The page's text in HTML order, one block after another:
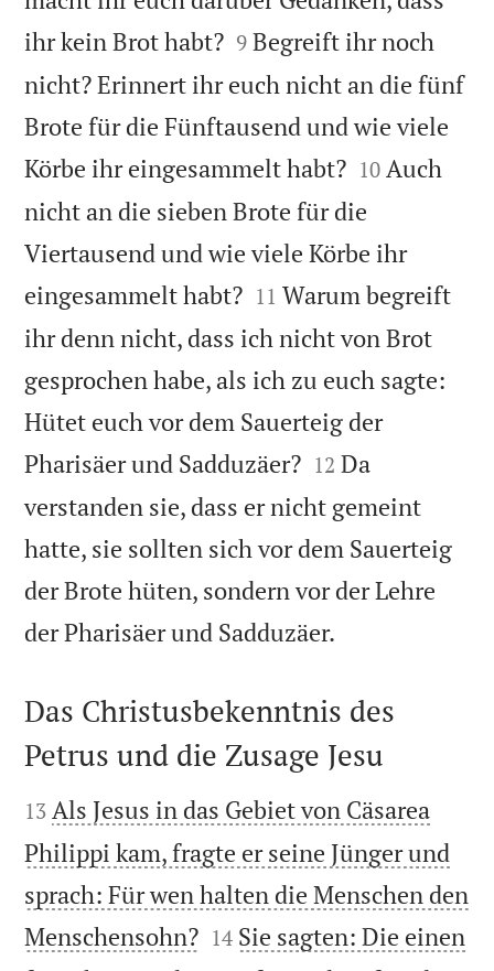
ihr kein Brot habt?
9 Begreift ihr noch
nicht? Erinnert ihr euch nicht an die fünf
Brote für die Fünftausend und wie viele
Körbe ihr eingesammelt habt?
10 Auch
nicht an die sieben Brote für die
Viertausend und wie viele Körbe ihr
eingesammelt habt?
11 Warum begreift
ihr denn nicht, dass ich nicht von Brot
gesprochen habe, als ich zu euch sagte:
Hütet euch vor dem Sauerteig der
Pharisäer und Sadduzäer?
12 Da
verstanden sie, dass er nicht gemeint
hatte, sie sollten sich vor dem Sauerteig
der Brote hüten, sondern vor der Lehre
der Pharisäer und Sadduzäer.

Das Christusbekenntnis des
Petrus und die Zusage Jesu

13 Als Jesus in das Gebiet von Cäsarea
Philippi kam, fragte er seine Jünger und
sprach: Für wen halten die Menschen den
Menschensohn?
14 Sie sagten: Die einen